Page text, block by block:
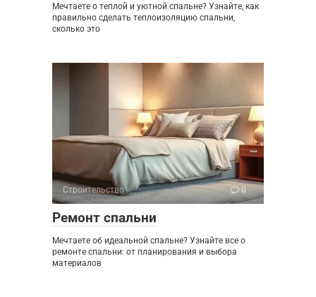
Мечтаете о теплой и уютной спальне? Узнайте, как
правильно сделать теплоизоляцию спальни,
сколько это
Строительство 0
Ремонт спальни
Мечтаете об идеальной спальне? Узнайте все о
ремонте спальни: от планирования и выбора
материалов